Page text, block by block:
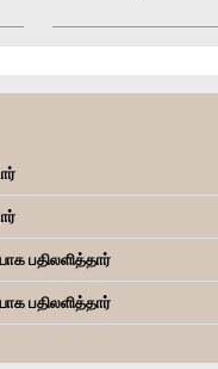
பதிலளித்தார்
பதிலளித்தார்